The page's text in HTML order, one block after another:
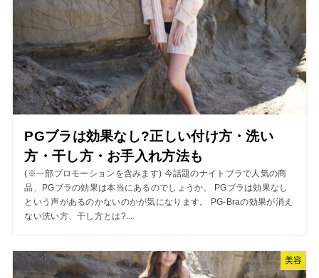
PGブラは効果なし?正しい付け方・洗い
方・干し方・お手入れ方法も
(※一部プロモーションを含みます) 今話題のナイトブラで人気の商
品、PGブラの効果は本当にあるのでしょうか。 PGブラは効果なし
という声があるのかないのかが気になります。 PG-Braの効果が消え
ない洗い方、干し方とは?...
美容